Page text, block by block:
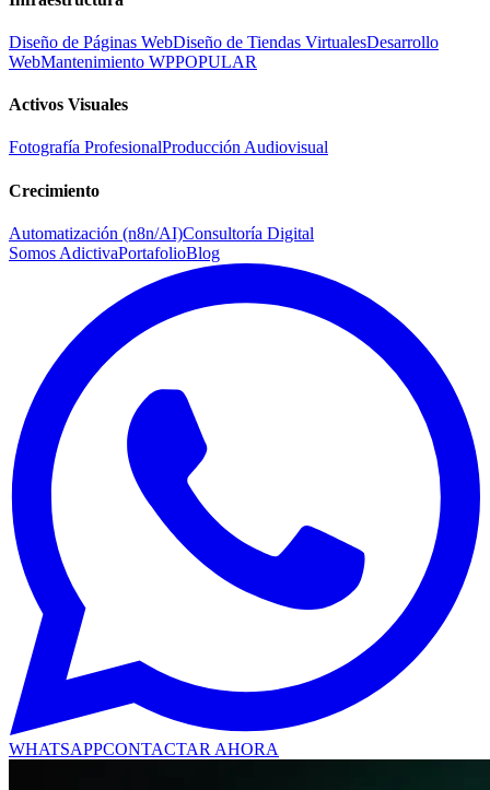
Diseño de Páginas WebDiseño de Tiendas VirtualesDesarrollo
WebMantenimiento WPPOPULAR
Activos Visuales
Fotografía ProfesionalProducción Audiovisual
Crecimiento
Automatización (n8n/AI)Consultoría Digital
Somos AdictivaPortafolioBlog
WHATSAPPCONTACTAR AHORA